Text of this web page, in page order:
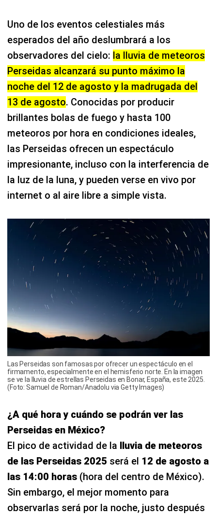
Uno de los eventos celestiales más
esperados del año deslumbrará a los
observadores del cielo: la lluvia de meteoros
Perseidas alcanzará su punto máximo la
noche del 12 de agosto y la madrugada del
13 de agosto. Conocidas por producir
brillantes bolas de fuego y hasta 100
meteoros por hora en condiciones ideales,
las Perseidas ofrecen un espectáculo
impresionante, incluso con la interferencia de
la luz de la luna, y pueden verse en vivo por
internet o al aire libre a simple vista.
Las Perseidas son famosas por ofrecer un espectáculo en el
firmamento, especialmente en el hemisferio norte. En la imagen
se ve la lluvia de estrellas Perseidas en Bonar, España, este 2025.
(Foto: Samuel de Roman/Anadolu via Getty Images)
¿A qué hora y cuándo se podrán ver las
Perseidas en México?
El pico de actividad de la lluvia de meteoros
de las Perseidas 2025 será el 12 de agosto a
las 14:00 horas (hora del centro de México).
Sin embargo, el mejor momento para
observarlas será por la noche, justo después